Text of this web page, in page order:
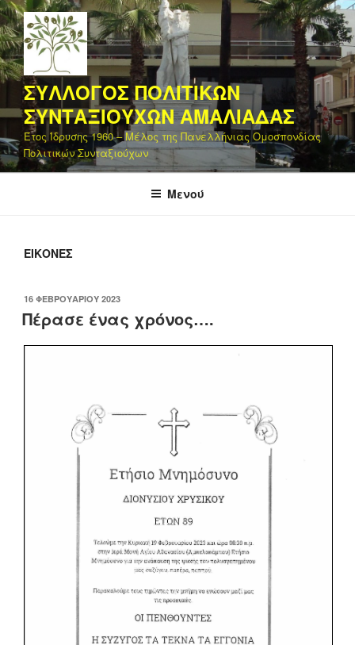
Μετάβαση
στο
περιεχόμενο
ΣΥΛΛΟΓΟΣ ΠΟΛΙΤΙΚΩΝ
ΣΥΝΤΑΞΙΟΥΧΩΝ ΑΜΑΛΙΑΔΑΣ
Έτος Ίδρυσης 1960 – Μέλος της Πανελλήνιας Ομοσπονδίας
Πολιτικών Συνταξιούχων
Μενού
ΕΙΚΌΝΕΣ
ΔΗΜΟΣΙΕΎΤΗΚΕ
ΣΤΙΣ
16 ΦΕΒΡΟΥΑΡΊΟΥ 2023
Πέρασε ένας χρόνος….